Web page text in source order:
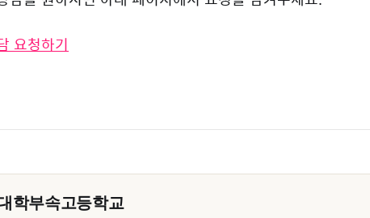
요청하기
학부속고등학교